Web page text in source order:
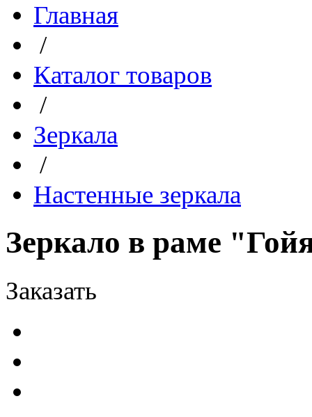
Главная
/
Каталог товаров
/
Зеркала
/
Настенные зеркала
Зеркало в раме
Заказать